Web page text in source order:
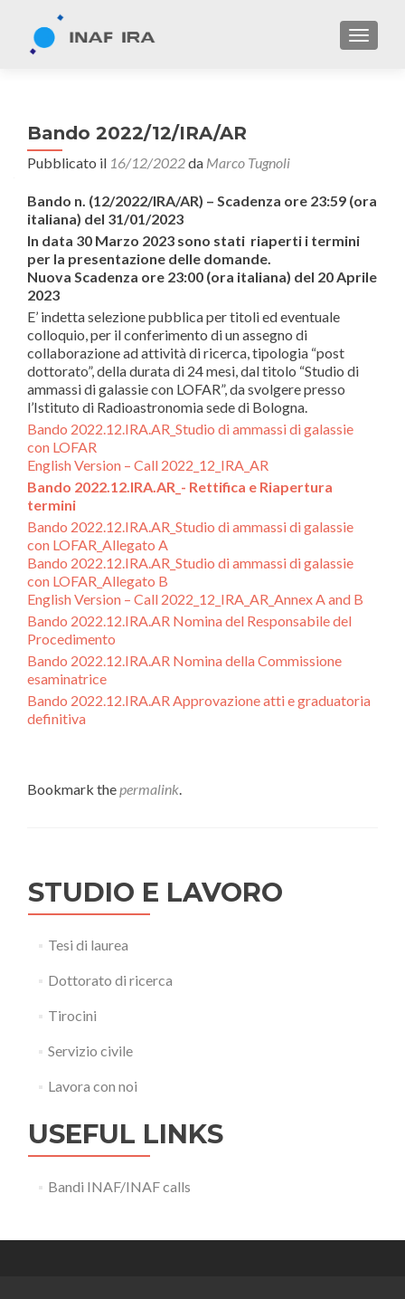
Bando 2022/12/IRA/AR
Pubblicato il 16/12/2022da Marco Tugnoli
Bando n. (12/2022/IRA/AR) – Scadenza ore 23:59 (ora
italiana) del 31/01/2023
In data 30 Marzo 2023 sono stati riaperti i termini
per la presentazione delle domande.
Nuova Scadenza ore 23:00 (ora italiana) del 20 Aprile
2023
E’ indetta selezione pubblica per titoli ed eventuale
colloquio, per il conferimento di un assegno di
collaborazione ad attività di ricerca, tipologia “post
dottorato”, della durata di 24 mesi, dal titolo “Studio di
ammassi di galassie con LOFAR”, da svolgere presso
l’Istituto di Radioastronomia sede di Bologna.
Bando 2022.12.IRA.AR_Studio di ammassi di galassie
con LOFAR
English Version – Call 2022_12_IRA_AR
Bando 2022.12.IRA.AR_- Rettifica e Riapertura
termini
Bando 2022.12.IRA.AR_Studio di ammassi di galassie
con LOFAR_Allegato A
Bando 2022.12.IRA.AR_Studio di ammassi di galassie
con LOFAR_Allegato B
English Version – Call 2022_12_IRA_AR_Annex A and B
Bando 2022.12.IRA.AR Nomina del Responsabile del
Procedimento
Bando 2022.12.IRA.AR Nomina della Commissione
esaminatrice
Bando 2022.12.IRA.AR Approvazione atti e graduatoria
definitiva
Bookmark thepermalink.
STUDIO E LAVORO
Tesi di laurea
Dottorato di ricerca
Tirocini
Servizio civile
Lavora con noi
USEFUL LINKS
Bandi INAF/INAF calls